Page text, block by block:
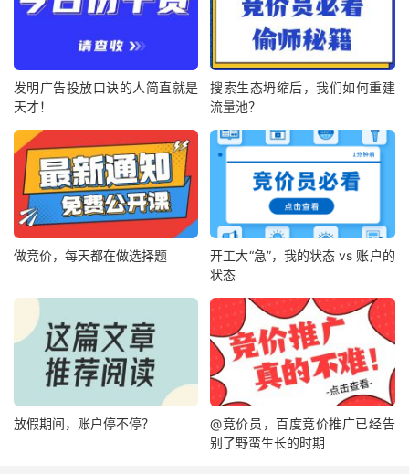
发明广告投放口诀的人简直就是
天才！
搜索生态坍缩后，我们如何重建
流量池？
做竞价，每天都在做选择题
开工大“急”，我的状态 vs 账户的
状态
放假期间，账户停不停？
@竞价员，百度竞价推广已经告
别了野蛮生长的时期